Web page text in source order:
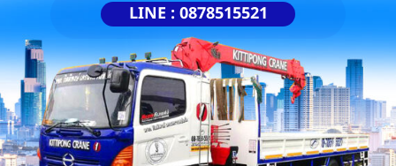
LINE : 0878515521